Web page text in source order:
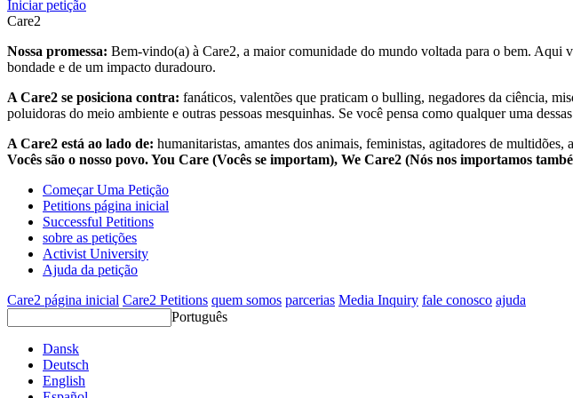
Iniciar petição
Care2
Nossa promessa: Bem-vindo(a) à Care2, a maior comunidade do mundo voltada para o bem. Aqui
bondade e de um impacto duradouro.
A Care2 se posiciona contra: fanáticos, valentões que praticam o bulling, negadores da ciência,
poluidoras do meio ambiente e outras pessoas mesquinhas. Se você pensa como qualquer uma
A Care2 está ao lado de: humanitaristas, amantes dos animais, feministas, agitadores de
Vocês são o nosso povo. You Care (Vocês se importam), We Care2 (Nós nos importamos
Começar Uma Petição
Petitions página inicial
Successful Petitions
sobre as petições
Activist University
Ajuda da petição
Care2 página inicial Care2 Petitions quem somos parcerias Media Inquiry fale conosco ajuda
Português
Dansk
Deutsch
English